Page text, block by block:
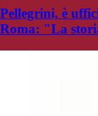
Pellegrini, è
Roma: "La